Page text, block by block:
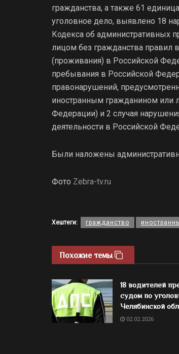
гражданства, а также 61
уголовное дело, выявлено 18
Кодекса об административных
лицом без гражданства
(проживания) в Российской
пребывания в Российской
правонарушений,
иностранным гражданином или
Федерации) и 2 случая
деятельности в Российской
Были наложены
Фото Zebra-tv.ru
Хештеги: гражданство
Похожие темы
18 водителей
судом по
Челябинской
02.02.2026